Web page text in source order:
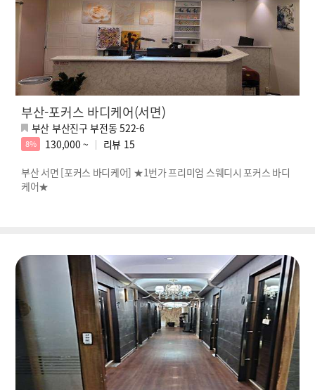
부산-포커스 바디케어(서면)
부산 부산진구 부전동 522-6
8% 130,000 ~ 리뷰 15
부산 서면 [포커스 바디케어] ★1번가 프리미엄 스웨디시 포커스 바디
케어★